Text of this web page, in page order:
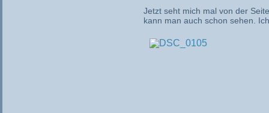
Jetzt seht mich mal von der
kann man auch schon sehen.